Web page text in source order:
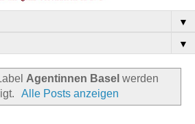
▼
▼
Agentinnen Basel werden
Alle Posts anzeigen